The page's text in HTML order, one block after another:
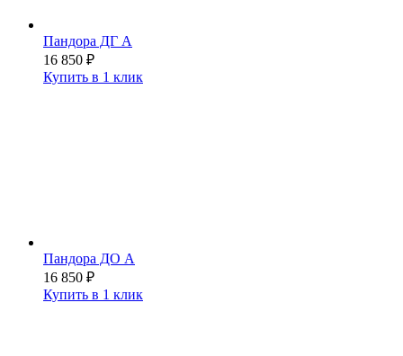
Пандора ДГ А
16 850 ₽
Купить в 1 клик
Пандора ДО А
16 850 ₽
Купить в 1 клик